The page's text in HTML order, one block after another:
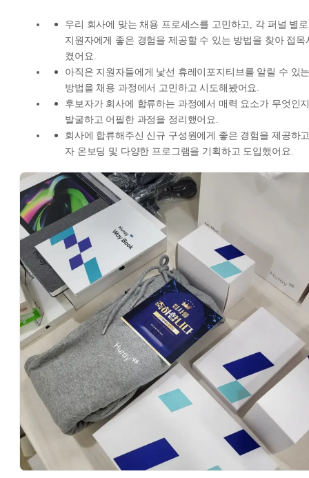
우리 회사에 맞는 채용 프로세스를 고민하고, 각 퍼널 별로
지원자에게 좋은 경험을 제공할 수 있는 방법을 찾아 접목
켰어요.
아직은 지원자들에게 낯선 휴레이포지티브를 알릴 수 있
방법을 채용 과정에서 고민하고 시도해봤어요.
후보자가 회사에 합류하는 과정에서 매력 요소가 무엇인
발굴하고 어필한 과정을 정리했어요.
회사에 합류해주신 신규 구성원에게 좋은 경험을 제공하
자 온보딩 및 다양한 프로그램을 기획하고 도입했어요.